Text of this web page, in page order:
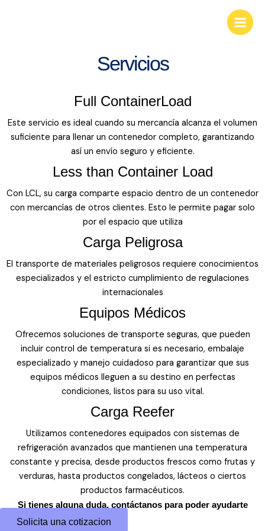
Main
Servicios
Full ContainerLoad
Este servicio es ideal cuando su mercancía alcanza el volumen
suficiente para llenar un contenedor completo, garantizando
así un envío seguro y eficiente.
Less than Container Load
Con LCL, su carga comparte espacio dentro de un contenedor
con mercancías de otros clientes. Esto le permite pagar solo
por el espacio que utiliza
Carga Peligrosa
El transporte de materiales peligrosos requiere conocimientos
especializados y el estricto cumplimiento de regulaciones
internacionales
Equipos Médicos
Ofrecemos soluciones de transporte seguras, que pueden
incluir control de temperatura si es necesario, embalaje
especializado y manejo cuidadoso para garantizar que sus
equipos médicos lleguen a su destino en perfectas
condiciones, listos para su uso vital.
Carga Reefer
Utilizamos contenedores equipados con sistemas de
refrigeración avanzados que mantienen una temperatura
constante y precisa, desde productos frescos como frutas y
verduras, hasta productos congelados, lácteos o ciertos
productos farmacéuticos.
Si tienes alguna duda, contáctanos para poder ayudarte
Solicita una cotizacion